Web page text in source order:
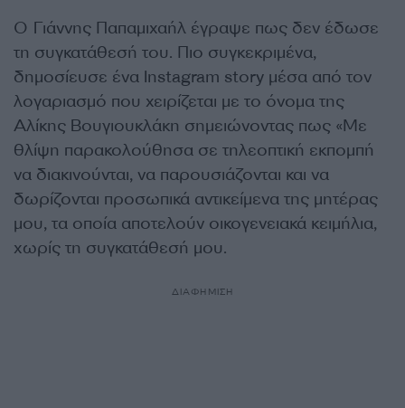
Ο Γιάννης Παπαμιχαήλ έγραψε πως δεν έδωσε
τη συγκατάθεσή του. Πιο συγκεκριμένα,
δημοσίευσε ένα Instagram story μέσα από τον
λογαριασμό που χειρίζεται με το όνομα της
Αλίκης Βουγιουκλάκη σημειώνοντας πως «Με
θλίψη παρακολούθησα σε τηλεοπτική εκπομπή
να διακινούνται, να παρουσιάζονται και να
δωρίζονται προσωπικά αντικείμενα της μητέρας
μου, τα οποία αποτελούν οικογενειακά κειμήλια,
χωρίς τη συγκατάθεσή μου.
ΔΙΑΦΗΜΙΣΗ